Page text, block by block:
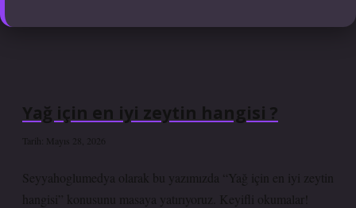
Yağ için en iyi zeytin hangisi ?
Tarih: Mayıs 28, 2026
Seyyahoglumedya olarak bu yazımızda “Yağ için en iyi zeytin
hangisi” konusunu masaya yatırıyoruz. Keyifli okumalar!